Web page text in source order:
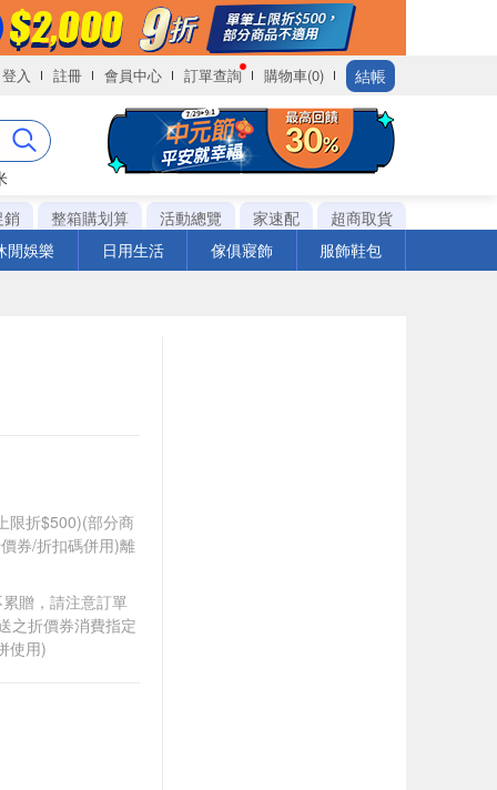
登入 註冊 會員中心 訂單查詢 購物車(0) 結帳
銷
整箱購划算 活動總覽 家速配
超商取貨
閒娛樂
日用生活 傢俱寢飾 服飾鞋包
限折$500)(部分商
券/折扣碼併用)離
贈，請注意訂單
之折價券消費指定
使用)